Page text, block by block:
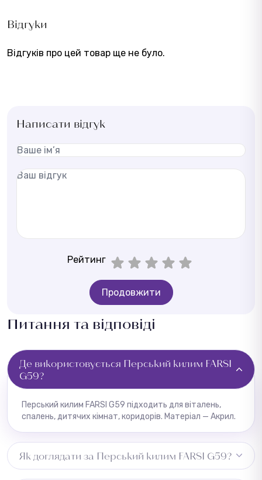
Відгуки
Відгуків про цей товар ще не було.
Написати відгук
Рейтинг
Продовжити
Питання та відповіді
Де використовується Перський килим FARSI
G59?
Перський килим FARSI G59 підходить для віталень,
спалень, дитячих кімнат, коридорів. Матеріал — Акрил.
Як доглядати за Перський килим FARSI G59?